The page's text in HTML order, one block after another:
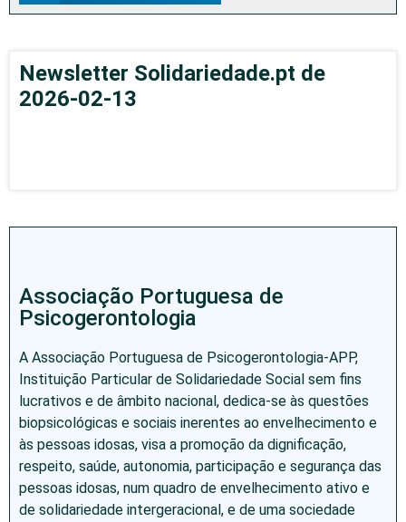
Newsletter Solidariedade.pt de
2026-02-13
Associação Portuguesa de
Psicogerontologia
A Associação Portuguesa de Psicogerontologia-APP,
Instituição Particular de Solidariedade Social sem fins
lucrativos e de âmbito nacional, dedica-se às questões
biopsicológicas e sociais inerentes ao envelhecimento e
às pessoas idosas, visa a promoção da dignificação,
respeito, saúde, autonomia, participação e segurança das
pessoas idosas, num quadro de envelhecimento ativo e
de solidariedade intergeracional, e de uma sociedade